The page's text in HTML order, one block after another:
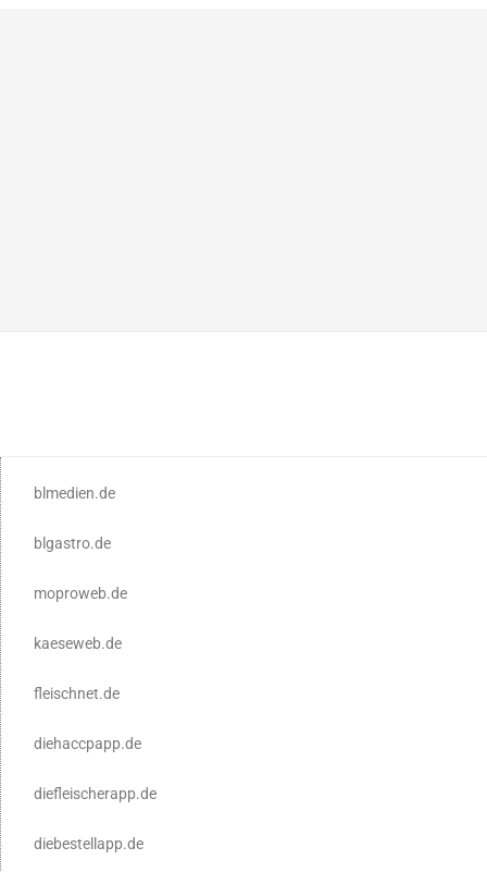
blmedien.de
blgastro.de
moproweb.de
kaeseweb.de
fleischnet.de
diehaccpapp.de
diefleischerapp.de
diebestellapp.de